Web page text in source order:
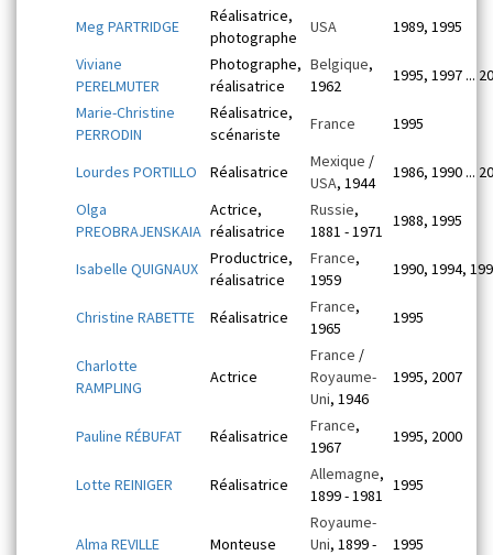
Meg PARTRIDGE
Réalisatrice,
photographe
USA
1989, 1995
Viviane
PERELMUTER
Photographe,
réalisatrice
Belgique,
1962
1995, 1997 ...
Marie-Christine
PERRODIN
Réalisatrice,
scénariste
France 1995
Lourdes PORTILLO Réalisatrice
Mexique /
USA, 1944
1986, 1990 ...
Olga
PREOBRAJENSKAIA
Actrice,
réalisatrice
Russie,
1881 - 1971
1988, 1995
Isabelle QUIGNAUX
Productrice,
réalisatrice
France,
1959
1990, 1994,
Christine RABETTE Réalisatrice
France,
1965
1995
Charlotte
RAMPLING
Actrice
France /
Royaume-
Uni, 1946
1995, 2007
Pauline RÉBUFAT Réalisatrice
France,
1967
1995, 2000
Lotte REINIGER Réalisatrice
Allemagne,
1899 - 1981
1995
Alma REVILLE Monteuse
Royaume-
Uni, 1899 -
1995